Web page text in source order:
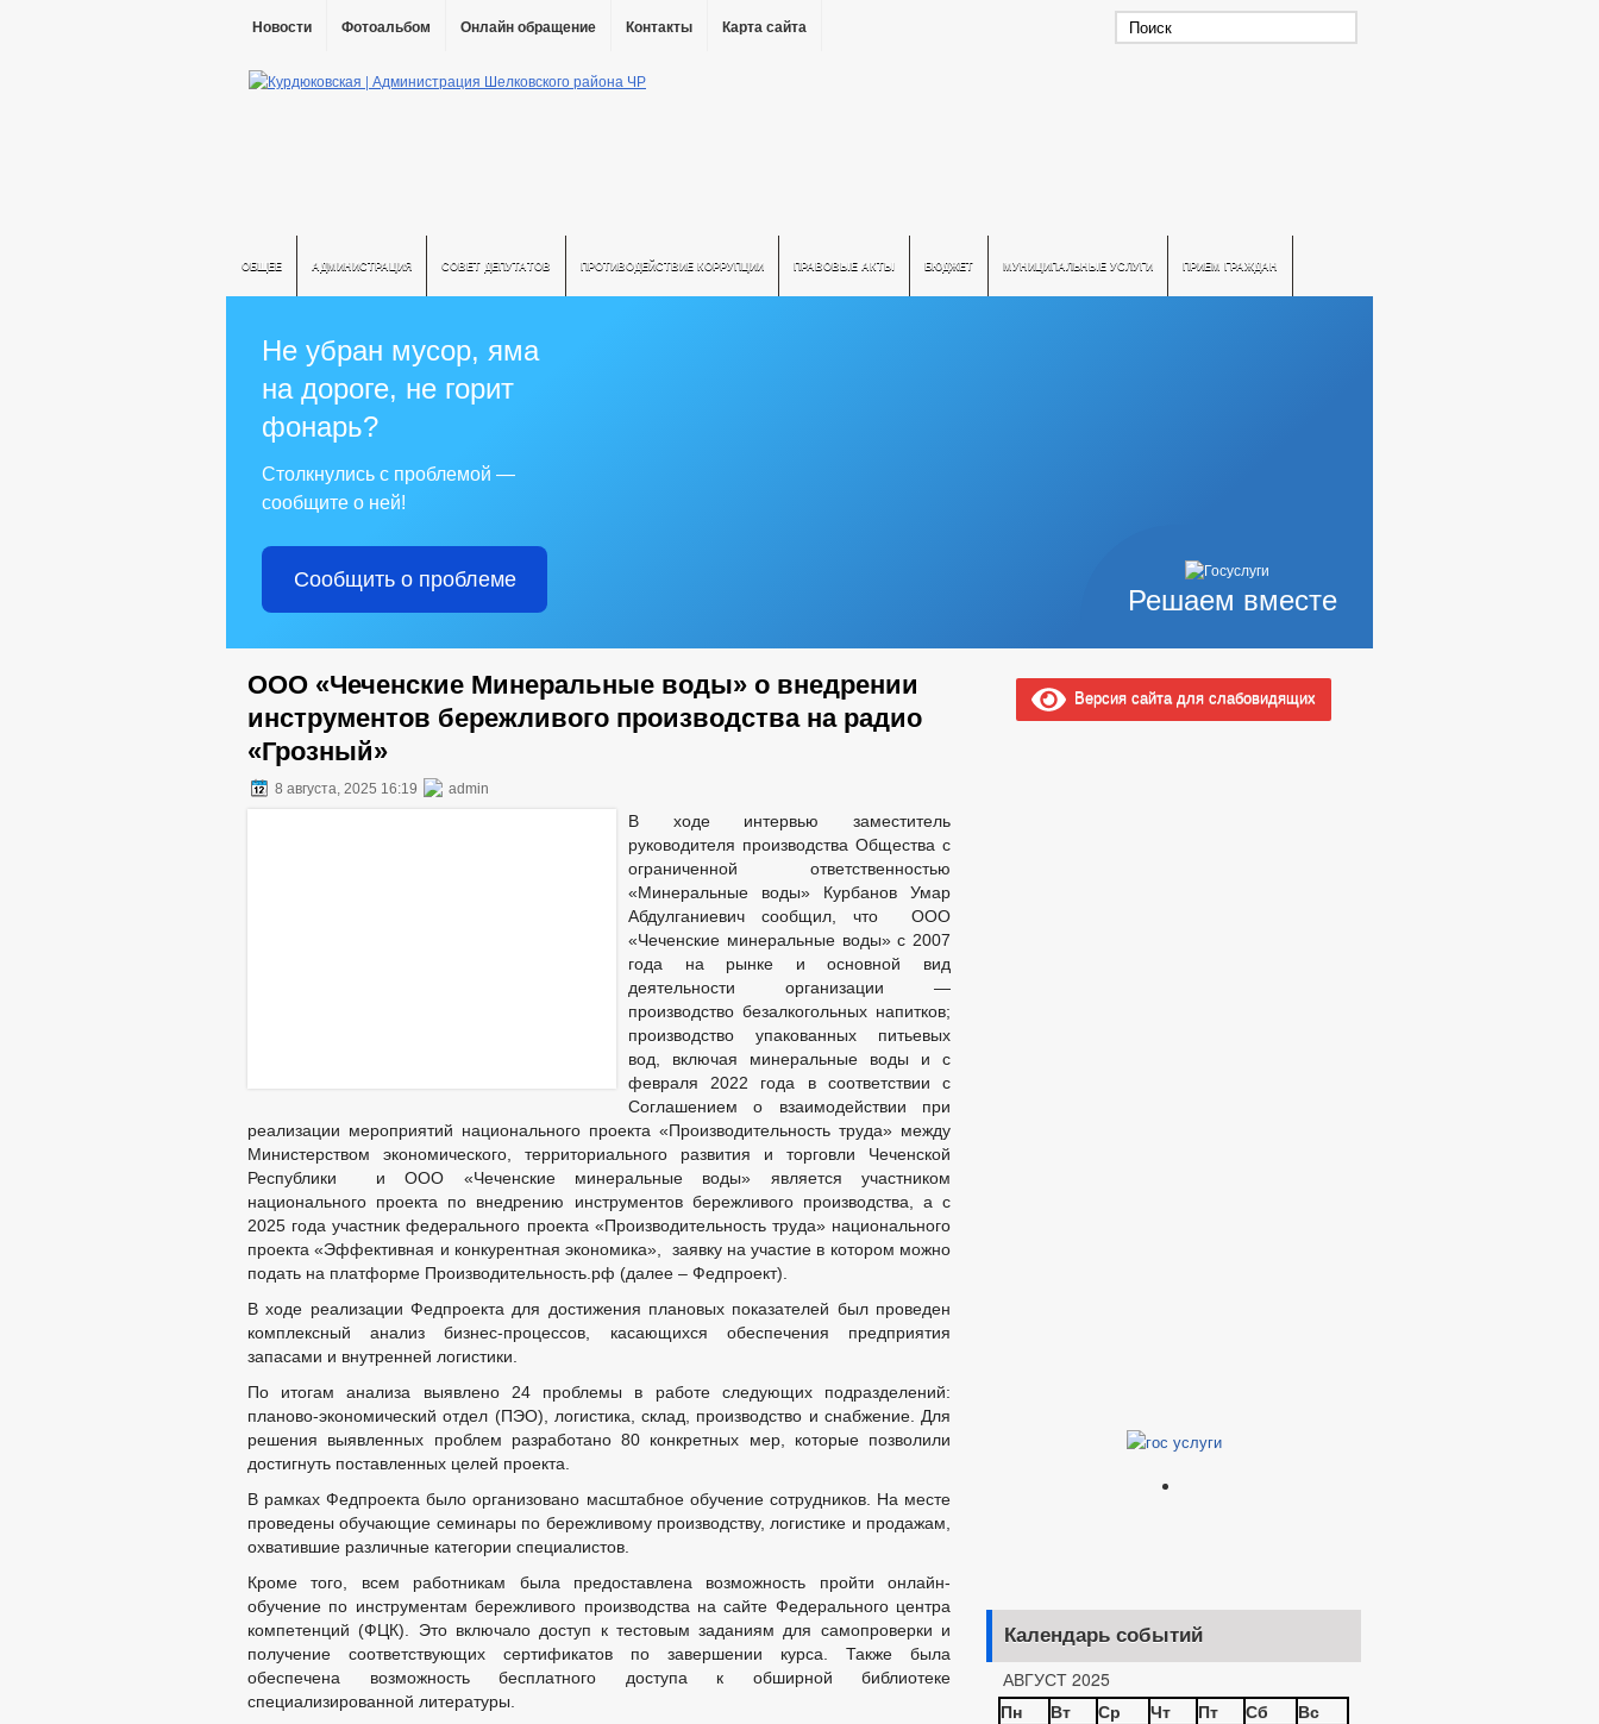
Новости Фотоальбом Онлайн обращение Контакты Карта сайта
ОБЩЕЕ АДМИНИСТРАЦИЯ СОВЕТ ДЕПУТАТОВ ПРОТИВОДЕЙСТВИЕ КОРРУПЦИИ ПРАВОВЫЕ АКТЫ БЮДЖЕТ МУНИЦИПАЛЬНЫЕ УСЛУГИ ПРИЕМ ГРАЖДАН
Решаем вместе
Не убран мусор, яма
на дороге, не горит
фонарь?
Столкнулись с проблемой —
сообщите о ней!
Сообщить о проблеме
ООО «Чеченские Минеральные воды» о внедрении
инструментов бережливого производства на радио
«Грозный»
8 августа, 2025 16:19 admin
В ходе интервью заместитель
руководителя производства Общества с
ограниченной ответственностью
«Минеральные воды» Курбанов Умар
Абдулганиевич сообщил, что ООО
«Чеченские минеральные воды» с 2007
года на рынке и основной вид
деятельности организации —
производство безалкогольных напитков;
производство упакованных питьевых
вод, включая минеральные воды и с
февраля 2022 года в соответствии с
Соглашением о взаимодействии при
реализации мероприятий национального проекта «Производительность труда» между
Министерством экономического, территориального развития и торговли Чеченской
Республики и ООО «Чеченские минеральные воды» является участником
национального проекта по внедрению инструментов бережливого производства, а с
2025 года участник федерального проекта «Производительность труда» национального
проекта «Эффективная и конкурентная экономика», заявку на участие в котором можно
подать на платформе Производительность.рф (далее – Федпроект).
В ходе реализации Федпроекта для достижения плановых показателей был проведен
комплексный анализ бизнес-процессов, касающихся обеспечения предприятия
запасами и внутренней логистики.
По итогам анализа выявлено 24 проблемы в работе следующих подразделений:
планово-экономический отдел (ПЭО), логистика, склад, производство и снабжение. Для
решения выявленных проблем разработано 80 конкретных мер, которые позволили
достигнуть поставленных целей проекта.
В рамках Федпроекта было организовано масштабное обучение сотрудников. На месте
проведены обучающие семинары по бережливому производству, логистике и продажам,
охватившие различные категории специалистов.
Кроме того, всем работникам была предоставлена возможность пройти онлайн-
обучение по инструментам бережливого производства на сайте Федерального центра
компетенций (ФЦК). Это включало доступ к тестовым заданиям для самопроверки и
получение соответствующих сертификатов по завершении курса. Также была
обеспечена возможность бесплатного доступа к обширной библиотеке
специализированной литературы.
Версия сайта для слабовидящих
Календарь событий
АВГУСТ 2025
Пн
Вт Ср Чт Пт Сб Вс